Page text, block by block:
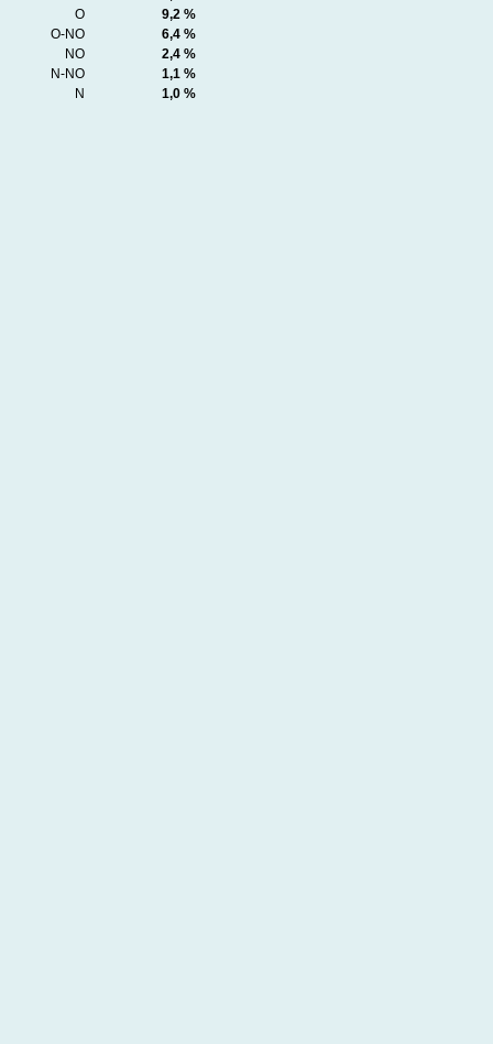
O
9,2 %
O-NO
6,4 %
NO
2,4 %
N-NO
1,1 %
N
1,0 %